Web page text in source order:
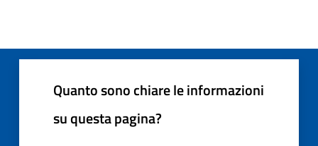
Quanto sono chiare le informazioni
su questa pagina?